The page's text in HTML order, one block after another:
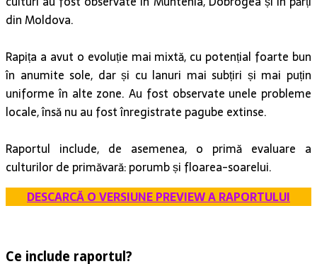
din Moldova.
Rapița a avut o evoluție mai mixtă, cu potențial foarte bun
în anumite sole, dar și cu lanuri mai subțiri și mai puțin
uniforme în alte zone. Au fost observate unele probleme
locale, însă nu au fost înregistrate pagube extinse.
Raportul include, de asemenea, o primă evaluare a
culturilor de primăvară: porumb și floarea-soarelui.
DESCARCĂ O VERSIUNE PREVIEW A RAPORTULUI
Ce include raportul?